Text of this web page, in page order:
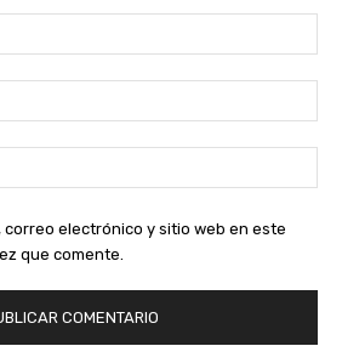
correo electrónico y sitio web en este
que comente.